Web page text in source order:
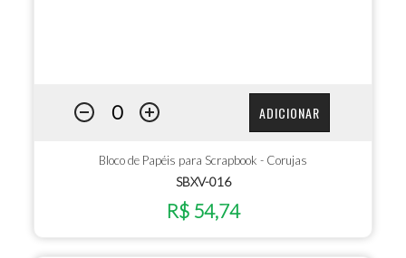
ADICIONAR
Bloco de Papéis para Scrapbook - Corujas
SBXV-016
R$ 54,74